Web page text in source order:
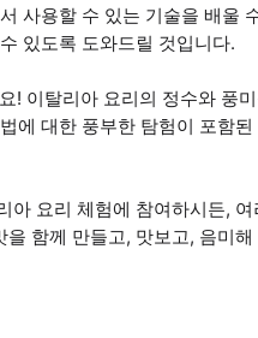
사용할 수 있는 기술을 배울
있도록 도와드릴 것입니다.
! 이탈리아 요리의 정수와 풍
에 대한 풍부한 탐험이 포함
요리 체험에 참여하시든,
함께 만들고, 맛보고, 음미해